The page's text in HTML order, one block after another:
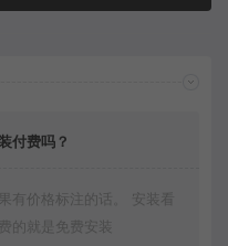
付费吗？
有价格标注的话。 安装看
的就是免费安装